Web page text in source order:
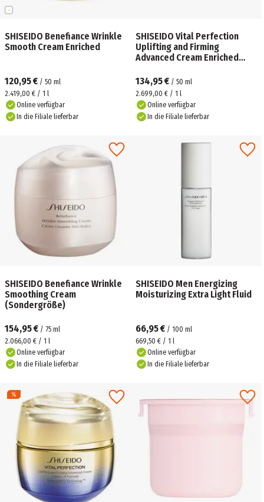
SHISEIDO Benefiance Wrinkle
Smooth Cream Enriched
120,95 € / 50 ml
2.419,00 € / 1 l
Online verfügbar
In die Filiale lieferbar
SHISEIDO Vital Perfection
Uplifting and Firming
Advanced Cream Enriched
134,95 € / 50 ml
2.699,00 € / 1 l
Online verfügbar
In die Filiale lieferbar
SHISEIDO Benefiance Wrinkle
Smoothing Cream
(Sondergröße)
154,95 € / 75 ml
2.066,00 € / 1 l
Online verfügbar
In die Filiale lieferbar
SHISEIDO Men Energizing
Moisturizing Extra Light Fluid
66,95 € / 100 ml
669,50 € / 1 l
Online verfügbar
In die Filiale lieferbar